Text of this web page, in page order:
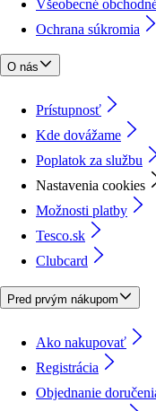
Všeobecné
Ochrana súkromia
O nás
Prístupnosť
Kde dovážame
Poplatok za službu
Nastavenia cookies
Možnosti platby
Tesco.sk
Clubcard
Pred prvým nákupom
Ako nakupovať
Registrácia
Objednanie